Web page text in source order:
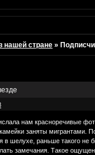
нашей стране »
нам красноречивые
заняты мигрантами.
в шелухе, раньше такого не
замечания. Такое